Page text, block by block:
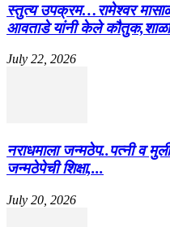
स्तुत्य उपक्रम…रामेश्वर
आवताडे यांनी केले
July 22, 2026
नराधमाला जन्मठेप..पत्नी व
जन्मठेपेची शिक्षा,...
July 20, 2026